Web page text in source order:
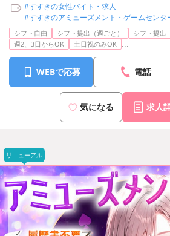
#すすきの女性バイト・求人
#すすきのアミューズメント・ゲームセンタ
シフト自由 シフト提出（週ごと）
シフト提出
週2、3日からOK
土日祝のみOK ...
WEBで応募 電話
気になる 求人
リニューアル